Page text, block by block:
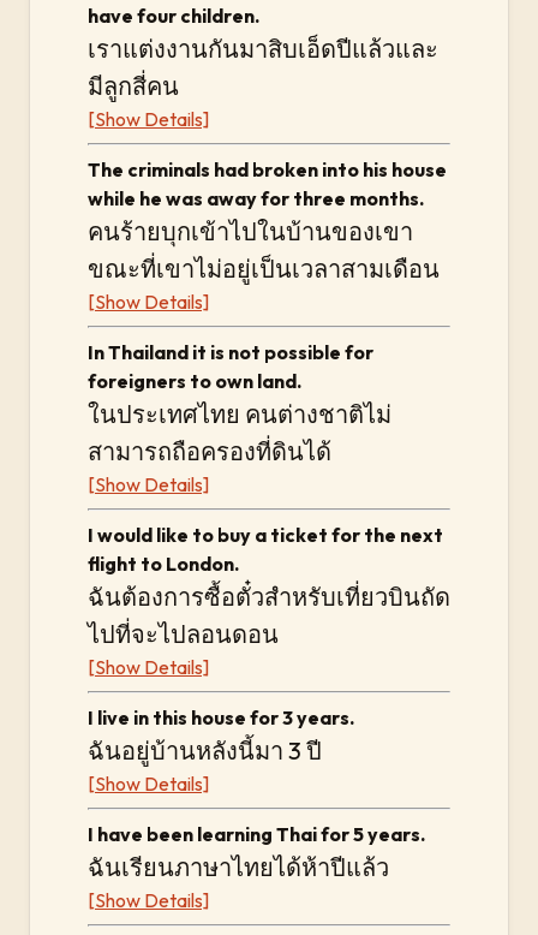
have four children.
เราแต่งงานกันมาสิบเอ็ดปีแล้วและ
มีลูกสี่คน
[Show Details]
The criminals had broken into his house
while he was away for three months.
คนร้ายบุกเข้าไปในบ้านของเขา
ขณะที่เขาไม่อยู่เป็นเวลาสามเดือน
[Show Details]
In Thailand it is not possible for
foreigners to own land.
ในประเทศไทย คนต่างชาติไม่
สามารถถือครองที่ดินได้
[Show Details]
I would like to buy a ticket for the next
flight to London.
ฉันต้องการซื้อตั๋วสำหรับเที่ยวบินถัด
ไปที่จะไปลอนดอน
[Show Details]
I live in this house for 3 years.
ฉันอยู่บ้านหลังนี้มา 3 ปี
[Show Details]
I have been learning Thai for 5 years.
ฉันเรียนภาษาไทยได้ห้าปีแล้ว
[Show Details]